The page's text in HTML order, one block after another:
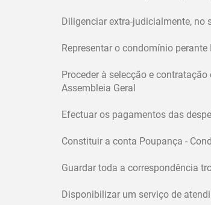
Diligenciar extra-judicialmente, no
Representar o condomínio
Proceder à selecção e
Assembleia Geral
Efectuar os pagamentos das
Constituir a conta Poupança -
Guardar toda a correspondência
Disponibilizar um serviço de